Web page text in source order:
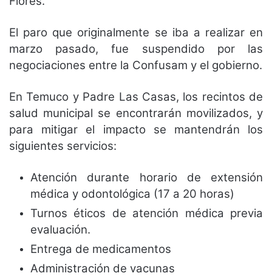
El paro que originalmente se iba a realizar en
marzo pasado, fue suspendido por las
negociaciones entre la Confusam y el gobierno.
En Temuco y Padre Las Casas, los recintos de
salud municipal se encontrarán movilizados, y
para mitigar el impacto se mantendrán los
siguientes servicios:
Atención durante horario de extensión
médica y odontológica (17 a 20 horas)
Turnos éticos de atención médica previa
evaluación.
Entrega de medicamentos
Administración de vacunas